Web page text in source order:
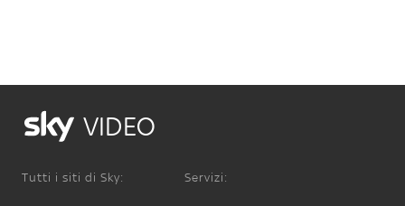
VIDEO
Tutti i siti di Sky: Servizi: